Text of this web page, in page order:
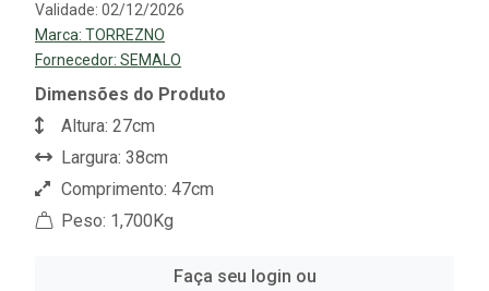
Validade: 02/12/2026
Marca: TORREZNO
Fornecedor: SEMALO
Dimensões do Produto
Altura: 27cm
Largura: 38cm
Comprimento: 47cm
Peso: 1,700Kg
Faça seu login ou